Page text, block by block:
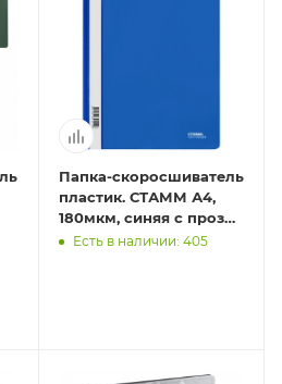
Папка-скоросшиватель
пластик. СТАММ А4,
180мкм, синяя с прозр.
верхом
Есть в наличии: 405